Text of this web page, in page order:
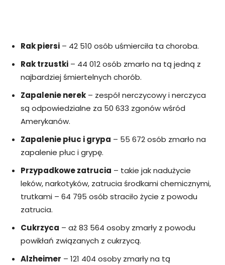
Rak piersi – 42 510 osób uśmierciła ta choroba.
Rak trzustki – 44 012 osób zmarło na tą jedną z
najbardziej śmiertelnych chorób.
Zapalenie nerek – zespół nerczycowy i nerczyca
są odpowiedzialne za 50 633 zgonów wśród
Amerykanów.
Zapalenie płuc i grypa – 55 672 osób zmarło na
zapalenie płuc i grypę.
Przypadkowe zatrucia – takie jak nadużycie
leków, narkotyków, zatrucia środkami chemicznymi,
trutkami – 64 795 osób straciło życie z powodu
zatrucia.
Cukrzyca – aż 83 564 osoby zmarły z powodu
powikłań związanych z cukrzycą.
Alzheimer – 121 404 osoby zmarły na tą